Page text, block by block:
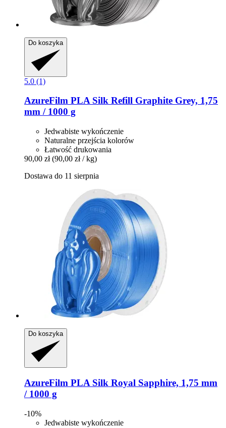
Do koszyka
5.0 (1)
AzureFilm PLA Silk Refill Graphite Grey, 1,75
mm / 1000 g
Jedwabiste wykończenie
Naturalne przejścia kolorów
Łatwość drukowania
90,00 zł (90,00 zł / kg)
Dostawa do 11 sierpnia
Do koszyka
AzureFilm PLA Silk Royal Sapphire, 1,75 mm
/ 1000 g
-10%
Jedwabiste wykończenie